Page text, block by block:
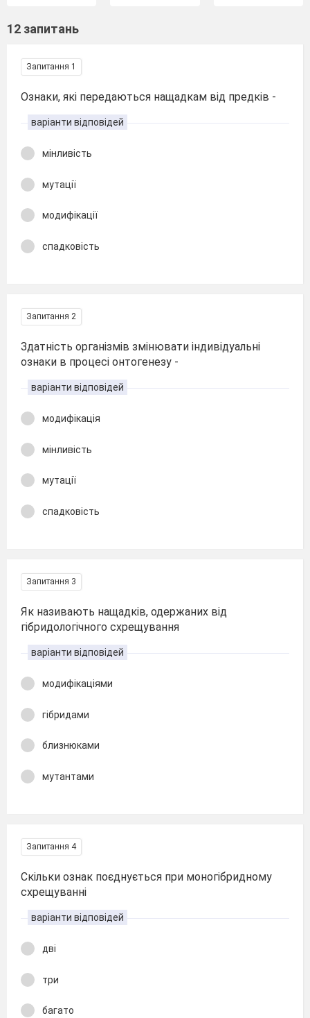
12 запитань
Запитання 1
Ознаки, які передаються нащадкам від предків -
варіанти відповідей
мінливість
мутації
модифікації
спадковість
Запитання 2
Здатність організмів змінювати індивідуальні
ознаки в процесі онтогенезу -
варіанти відповідей
модифікація
мінливість
мутації
спадковість
Запитання 3
Як називають нащадків, одержаних від
гібридологічного схрещування
варіанти відповідей
модифікаціями
гібридами
близнюками
мутантами
Запитання 4
Скільки ознак поєднується при моногібридному
схрещуванні
варіанти відповідей
дві
три
багато